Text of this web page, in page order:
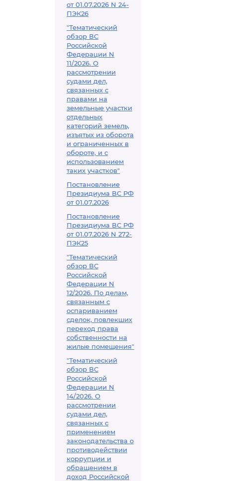
от 01.07.2026 N 24-
ПЭК26
"Тематический
обзор ВС
Российской
Федерации N
11/2026. О
рассмотрении
судами дел,
связанных с
правами на
земельные участки
отдельных
категорий земель,
изъятых из оборота
и ограниченных в
обороте, и с
использованием
таких участков"
Постановление
Президиума ВС РФ
от 01.07.2026
Постановление
Президиума ВС РФ
от 01.07.2026 N 272-
ПЭК25
"Тематический
обзор ВС
Российской
Федерации N
12/2026. По делам,
связанным с
оспариванием
сделок, повлекших
переход права
собственности на
жилые помещения"
"Тематический
обзор ВС
Российской
Федерации N
14/2026. О
рассмотрении
судами дел,
связанных с
применением
законодательства о
противодействии
коррупции и
обращением в
доход Российской